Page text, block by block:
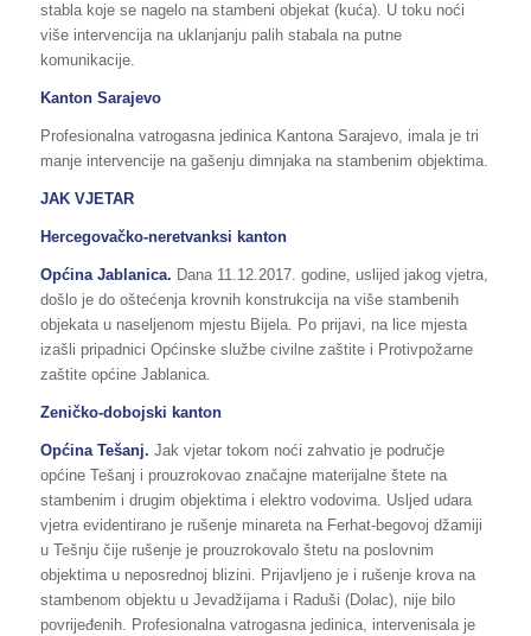
stabla koje se nagelo na stambeni objekat (kuća). U toku noći
više intervencija na uklanjanju palih stabala na putne
komunikacije.
Kanton Sarajevo
Profesionalna vatrogasna jedinica Kantona Sarajevo, imala je tri
manje intervencije na gašenju dimnjaka na stambenim objektima.
JAK VJETAR
Hercegovačko-neretvanksi kanton
Općina Jablanica. Dana 11.12.2017. godine, uslijed jakog vjetra,
došlo je do oštećenja krovnih konstrukcija na više stambenih
objekata u naseljenom mjestu Bijela. Po prijavi, na lice mjesta
izašli pripadnici Općinske službe civilne zaštite i Protivpožarne
zaštite općine Jablanica.
Zeničko-dobojski kanton
Općina Tešanj. Jak vjetar tokom noći zahvatio je područje
općine Tešanj i prouzrokovao značajne materijalne štete na
stambenim i drugim objektima i elektro vodovima. Usljed udara
vjetra evidentirano je rušenje minareta na Ferhat-begovoj džamiji
u Tešnju čije rušenje je prouzrokovalo štetu na poslovnim
objektima u neposrednoj blizini. Prijavljeno je i rušenje krova na
stambenom objektu u Jevadžijama i Raduši (Dolac), nije bilo
povrijeđenih. Profesionalna vatrogasna jedinica, intervenisala je